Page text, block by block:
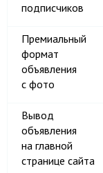
подписчиков
Премиальный
формат
объявления
с фото
Вывод
объявления
на главной
странице сайта